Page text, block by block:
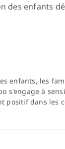
des enfants
enfants, les
s'engage à
positif dans les